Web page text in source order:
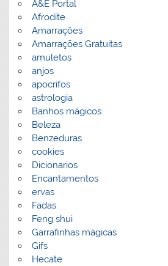
A&E Portal
Afrodite
Amarrações
Amarrações Gratuitas
amuletos
anjos
apocrifos
astrologia
Banhos mágicos
Beleza
Benzeduras
cookies
Dicionarios
Encantamentos
ervas
Fadas
Feng shui
Garrafinhas mágicas
Gifs
Hecate